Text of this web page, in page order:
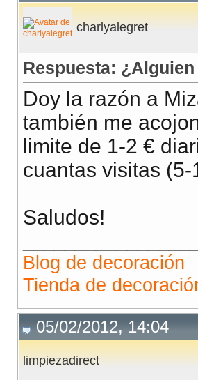
charlyalegret
Respuesta:
Doy la razón a
también me
limite de 1-2 €
cuantas visitas
Saludos!
Blog de decoración
Tienda de
05/02/2012, 14:04
limpiezadirect